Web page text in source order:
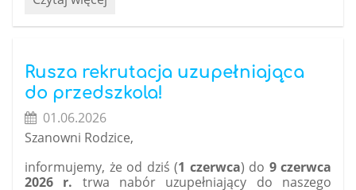
–
relacja
z
naszej
wycieczki
do
Rusza rekrutacja uzupełniająca
do przedszkola!
01.06.2026
Szanowni Rodzice,
informujemy, że od dziś (1 czerwca) do 9 czerwca
2026 r. trwa nabór uzupełniający do naszego